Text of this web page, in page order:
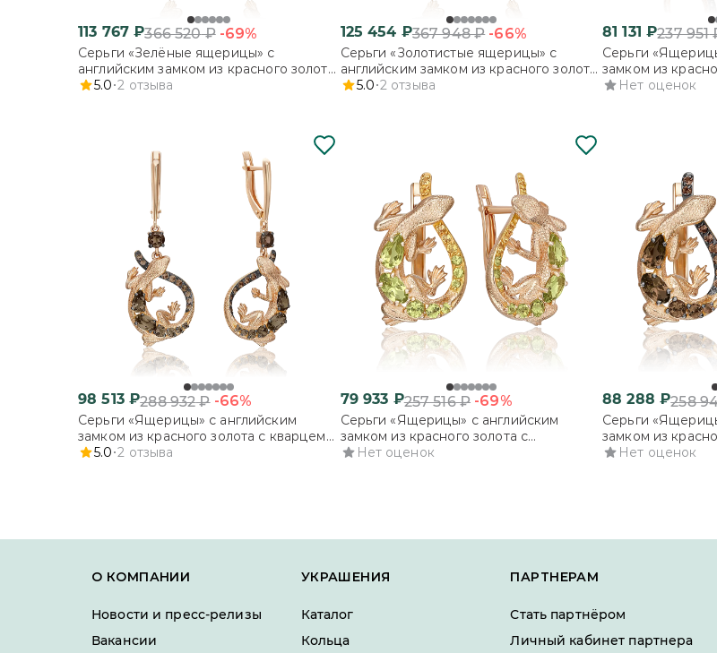
113 767 ₽366 520₽ -69%
Серьги «Зелёные ящерицы» с
английским замком из красного золота
с хризолитом и хромдиопсидами
5.0 2 отзыва
125 454 ₽367 948₽ -66%
Серьги «Золотистые ящерицы» с
английским замком из красного золота
с цитрином и кварцем дымчатым
5.0 2 отзыва
81 131 ₽237 951
Серьги
замком из
хромдиопсидами
Нет оценок
98 513₽288 932₽ -66%
Серьги «Ящерицы» с английским
замком из красного золота с кварцем
дымчатым
5.0 2 отзыва
79 933 ₽257 516₽ -69%
Серьги «Ящерицы» с английским
замком из красного золота с
хризолитами и цитринами
Нет оценок
88 288 ₽258
Серьги
замком из
дымчатым
Нет оценок
О КОМПАНИИ
Новости и пресс-релизы
Вакансии
УКРАШЕНИЯ
Каталог
Кольца
ПАРТНЕРАМ
Стать партнёром
Личный кабинет партнера